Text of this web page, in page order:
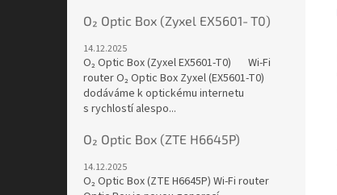
O₂ Optic Box (Zyxel EX5601‑T0)
14.12.2025
O₂ Optic Box (Zyxel EX5601‑T0) Wi-Fi
router O₂ Optic Box Zyxel (EX5601-T0)
dodáváme k optickému internetu
s rychlostí alespo...
O₂ Optic Box (ZTE H6645P)
14.12.2025
O₂ Optic Box (ZTE H6645P) Wi-Fi router